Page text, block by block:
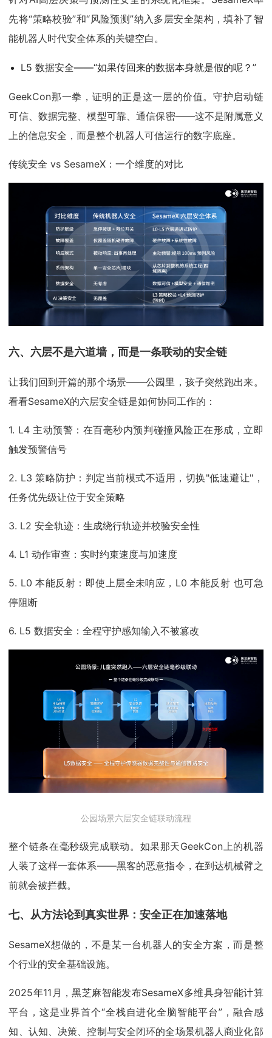
先将“策略校验”和“风险预测”纳入多层安全架构，填补了智
能机器人时代安全体系的关键空白。
L5 数据安全——“如果传回来的数据本身就是假的呢？”
GeekCon那一拳，证明的正是这一层的价值。守护启动链
可信、数据完整、模型可靠、通信保密——这不是附属意义
上的信息安全，而是整个机器人可信运行的数字底座。
传统安全 vs SesameX：一个维度的对比
六、六层不是六道墙，而是一条联动的安全链
让我们回到开篇的那个场景——公园里，孩子突然跑出来。
看看SesameX的六层安全链是如何协同工作的：
1. L4 主动预警：在百毫秒内预判碰撞风险正在形成，立即
触发预警信号
2. L3 策略防护：判定当前模式不适用，切换"低速避让"，
任务优先级让位于安全策略
3. L2 安全轨迹：生成绕行轨迹并校验安全性
4. L1 动作审查：实时约束速度与加速度
5. L0 本能反射：即使上层全未响应，L0 本能反射 也可急
停阻断
6. L5 数据安全：全程守护感知输入不被篡改
公园场景六层安全链联动流程
整个链条在毫秒级完成联动。如果那天GeekCon上的机器
人装了这样一套体系——黑客的恶意指令，在到达机械臂之
前就会被拦截。
七、从方法论到真实世界：安全正在加速落地
SesameX想做的，不是某一台机器人的安全方案，而是整
个行业的安全基础设施。
2025年11月，黑芝麻智能发布SesameX多维具身智能计算
平台，这是业界首个“全栈自进化全脑智能平台”，融合感
知、认知、决策、控制与安全闭环的全场景机器人商业化部